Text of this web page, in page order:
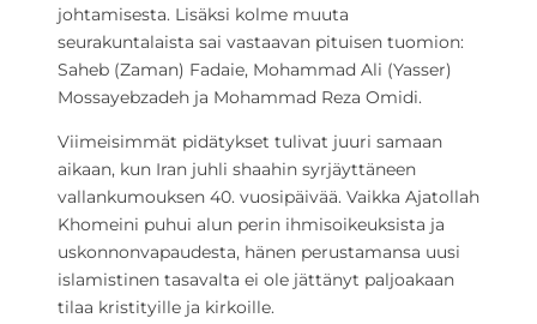
johtamisesta. Lisäksi kolme muuta
seurakuntalaista sai vastaavan pituisen tuomion:
Saheb (Zaman) Fadaie, Mohammad Ali (Yasser)
Mossayebzadeh ja Mohammad Reza Omidi.
Viimeisimmät pidätykset tulivat juuri samaan
aikaan, kun Iran juhli shaahin syrjäyttäneen
vallankumouksen 40. vuosipäivää. Vaikka Ajatollah
Khomeini puhui alun perin ihmisoikeuksista ja
uskonnonvapaudesta, hänen perustamansa uusi
islamistinen tasavalta ei ole jättänyt paljoakaan
tilaa kristityille ja kirkoille.